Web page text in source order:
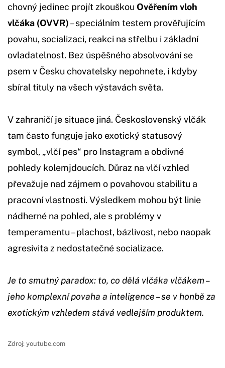
chovný jedinec projít zkouškou Ověřením vloh
vlčáka (OVVR)– speciálním testem prověřujícím
povahu, socializaci, reakci na střelbu i základní
ovladatelnost. Bez úspěšného absolvování se
psem v Česku chovatelsky nepohnete, i kdyby
sbíral tituly na všech výstavách světa.
V zahraničí je situace jiná. Československý vlčák
tam často funguje jako exotický statusový
symbol, „vlčí pes“ pro Instagram a obdivné
pohledy kolemjdoucích. Důraz na vlčí vzhled
převažuje nad zájmem o povahovou stabilitu a
pracovní vlastnosti. Výsledkem mohou být linie
nádherné na pohled, ale s problémy v
temperamentu – plachost, bázlivost, nebo naopak
agresivita z nedostatečné socializace.
Je to smutný paradox: to, co dělá vlčáka vlčákem –
jeho komplexní povaha a inteligence – se v honbě za
exotickým vzhledem stává vedlejším produktem.
Zdroj: youtube.com